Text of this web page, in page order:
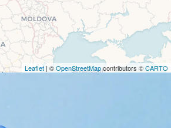
Leaflet | ©OpenStreetMapcontributors ©CARTO